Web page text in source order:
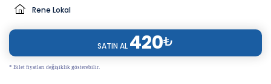
Rene Lokal
SATIN AL 420₺
* Bilet fiyatları değişiklik gösterebilir.